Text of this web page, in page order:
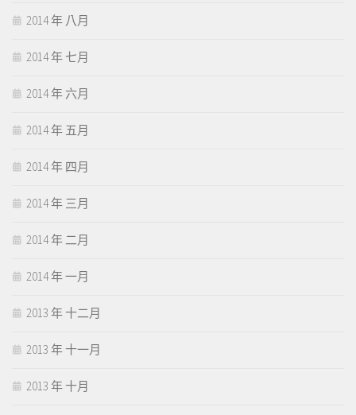
2014 年 八月
2014 年 七月
2014 年 六月
2014 年 五月
2014 年 四月
2014 年 三月
2014 年 二月
2014 年 一月
2013 年 十二月
2013 年 十一月
2013 年 十月